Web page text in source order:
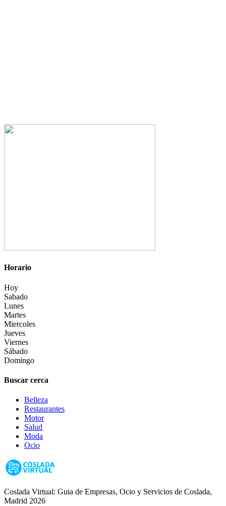
Horario
Hoy
Sabado
Lunes
Martes
Miercoles
Jueves
Viernes
Sábado
Domingo
Buscar cerca
Belleza
Restaurantes
Motor
Salud
Moda
Ocio
Coslada Virtual: Guia de Empresas, Ocio y Servicios de Coslada,
Madrid 2026